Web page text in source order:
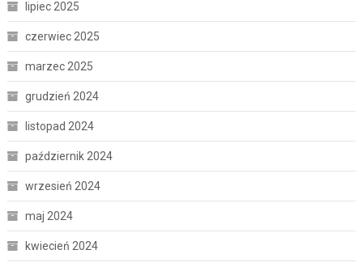
lipiec 2025
czerwiec 2025
marzec 2025
grudzień 2024
listopad 2024
październik 2024
wrzesień 2024
maj 2024
kwiecień 2024